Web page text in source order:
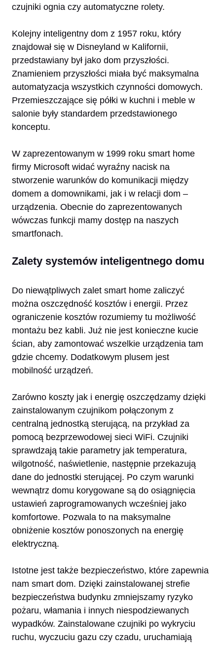
czujniki ognia czy automatyczne rolety.
Kolejny inteligentny dom z 1957 roku, który
znajdował się w Disneyland w Kalifornii,
przedstawiany był jako dom przyszłości.
Znamieniem przyszłości miała być maksymalna
automatyzacja wszystkich czynności domowych.
Przemieszczające się półki w kuchni i meble w
salonie były standardem przedstawionego
konceptu.
W zaprezentowanym w 1999 roku smart home
firmy Microsoft widać wyraźny nacisk na
stworzenie warunków do komunikacji między
domem a domownikami, jak i w relacji dom –
urządzenia. Obecnie do zaprezentowanych
wówczas funkcji mamy dostęp na naszych
smartfonach.
Zalety systemów inteligentnego domu
Do niewątpliwych zalet smart home zaliczyć
można oszczędność kosztów i energii. Przez
ograniczenie kosztów rozumiemy tu możliwość
montażu bez kabli. Już nie jest konieczne kucie
ścian, aby zamontować wszelkie urządzenia tam
gdzie chcemy. Dodatkowym plusem jest
mobilność urządzeń.
Zarówno koszty jak i energię oszczędzamy dzięki
zainstalowanym czujnikom połączonym z
centralną jednostką sterującą, na przykład za
pomocą bezprzewodowej sieci WiFi. Czujniki
sprawdzają takie parametry jak temperatura,
wilgotność, naświetlenie, następnie przekazują
dane do jednostki sterującej. Po czym warunki
wewnątrz domu korygowane są do osiągnięcia
ustawień zaprogramowanych wcześniej jako
komfortowe. Pozwala to na maksymalne
obniżenie kosztów ponoszonych na energię
elektryczną.
Istotne jest także bezpieczeństwo, które zapewnia
nam smart dom. Dzięki zainstalowanej strefie
bezpieczeństwa budynku zmniejszamy ryzyko
pożaru, włamania i innych niespodziewanych
wypadków. Zainstalowane czujniki po wykryciu
ruchu, wyczuciu gazu czy czadu, uruchamiają